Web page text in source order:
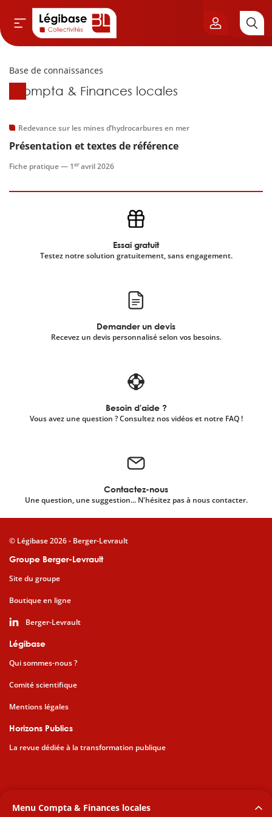
& Cimetières
& Élu local
publique
Base de connaissances
Base de connaissances
Compta & Finances locales
Redevance sur les mines d’hydrocarbures en mer
Présentation et textes de référence
Fiche pratique — 1eravril 2026
Menu Compta & Finances locales
Essai gratuit
Testez notre solution gratuitement, sans engagement.
Demander un devis
Recevez un devis personnalisé selon vos besoins.
Besoin d'aide ?
Vous avez une question ? Consultez nos vidéos et notre FAQ !
Contactez-nous
Une question, une suggestion... N'hésitez pas à nous contacter.
Groupe Berger-Levrault
Site du groupe
Boutique en ligne
Berger-Levrault
Légibase
Qui sommes-nous ?
Comité scientifique
Mentions légales
Horizons Publics
La revue dédiée à la transformation publique
© Légibase 2026 - Berger-Levrault